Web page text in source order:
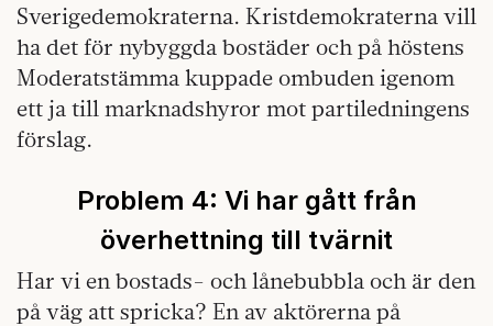
Sverigedemokraterna. Kristdemokraterna vill
ha det för nybyggda bostäder och på höstens
Moderatstämma kuppade ombuden igenom
ett ja till marknadshyror mot partiledningens
förslag.
Problem 4: Vi har gått från
överhettning till tvärnit
Har vi en bostads- och lånebubbla och är den
på väg att spricka? En av aktörerna på